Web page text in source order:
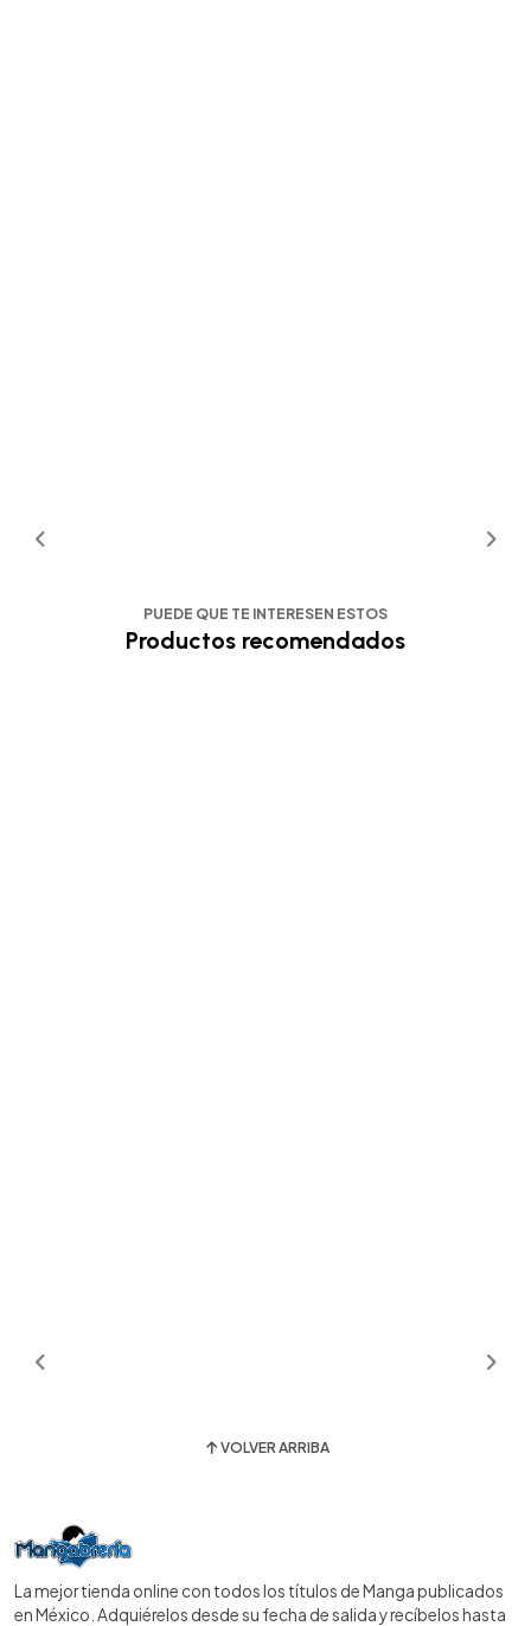
PUEDE QUE TE INTERESEN ESTOS
Productos recomendados
VOLVER ARRIBA
La mejor tienda online con todos los títulos de Manga publicados
en México. Adquiérelos desde su fecha de salida y recíbelos hasta